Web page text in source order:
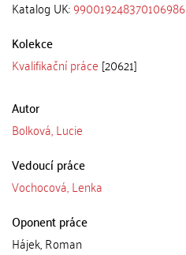
Katalog UK:990019248370106986
Kolekce
Kvalifikační práce [20621]
Autor
Bolková, Lucie
Vedoucí práce
Vochocová, Lenka
Oponent práce
Hájek, Roman